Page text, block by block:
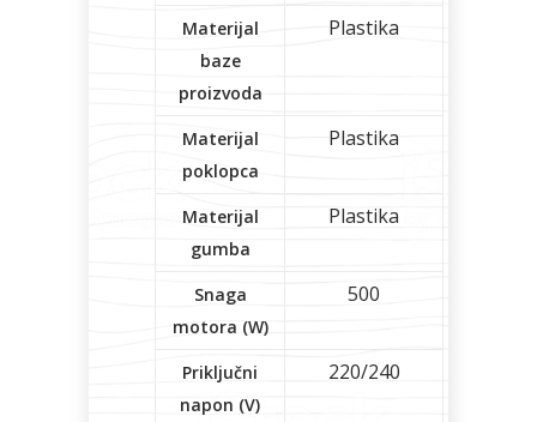
Materijal
baze
proizvoda
Plastika
Materijal
poklopca
Plastika
Materijal
gumba
Plastika
Snaga
motora (W)
500
Priključni
napon (V)
220/240